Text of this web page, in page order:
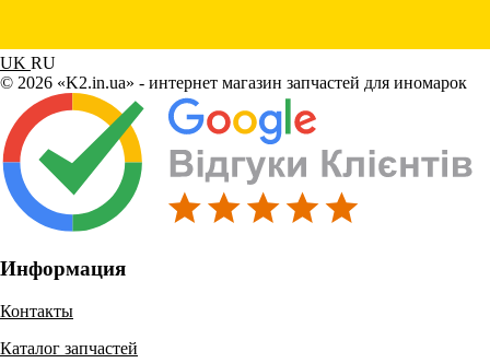
UK RU
© 2026 «K2.in.ua» - интернет магазин запчастей для иномарок
Информация
Контакты
Каталог запчастей